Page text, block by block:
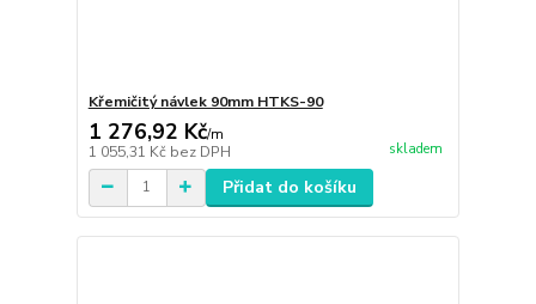
Křemičitý návlek 90mm HTKS-90
1 276,92 Kč/m
1 055,31 Kč bez DPH skladem
Přidat do košíku